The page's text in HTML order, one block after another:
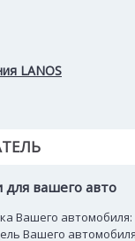
LANOS
для вашего авто
Вашего автомобиля:
Вашего